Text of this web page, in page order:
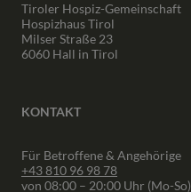
Tiroler Hospiz-Gemeinschaft
Hospizhaus Tirol
Milser Straße 23
6060 Hall in Tirol
KONTAKT
Für Betroffene & Angehörige
+43 810 96 98 78
von 08:00 – 20:00 Uhr (Mo-So)